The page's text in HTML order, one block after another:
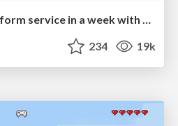
Build your cross-platform service in a week with App Engine
234 19k